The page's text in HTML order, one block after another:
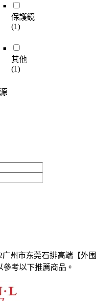
保護鏡
(1)
其他
(1)
广州市东莞石排高端【外
參考以下推薦商品 。